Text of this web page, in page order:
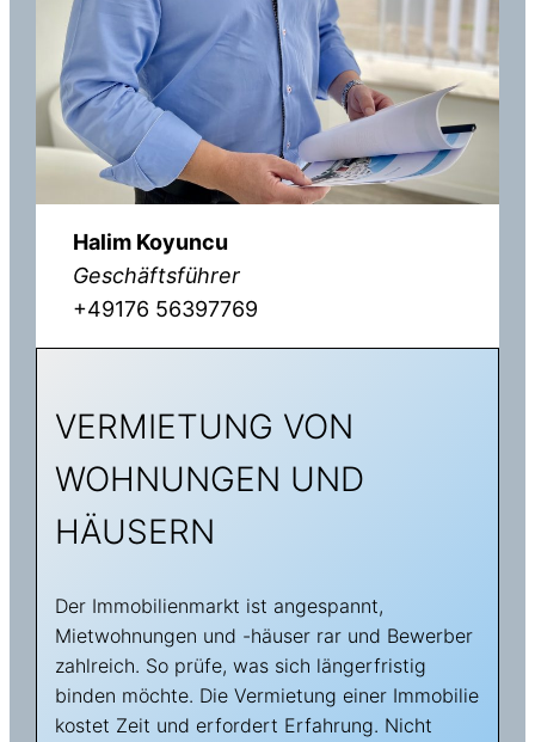
Halim Koyuncu
Geschäftsführer
+49176 56397769
VERMIETUNG VON
WOHNUNGEN UND
HÄUSERN
Der Immobilienmarkt ist angespannt,
Mietwohnungen und -häuser rar und Bewerber
zahlreich. So prüfe, was sich längerfristig
binden möchte. Die Vermietung einer Immobilie
kostet Zeit und erfordert Erfahrung. Nicht